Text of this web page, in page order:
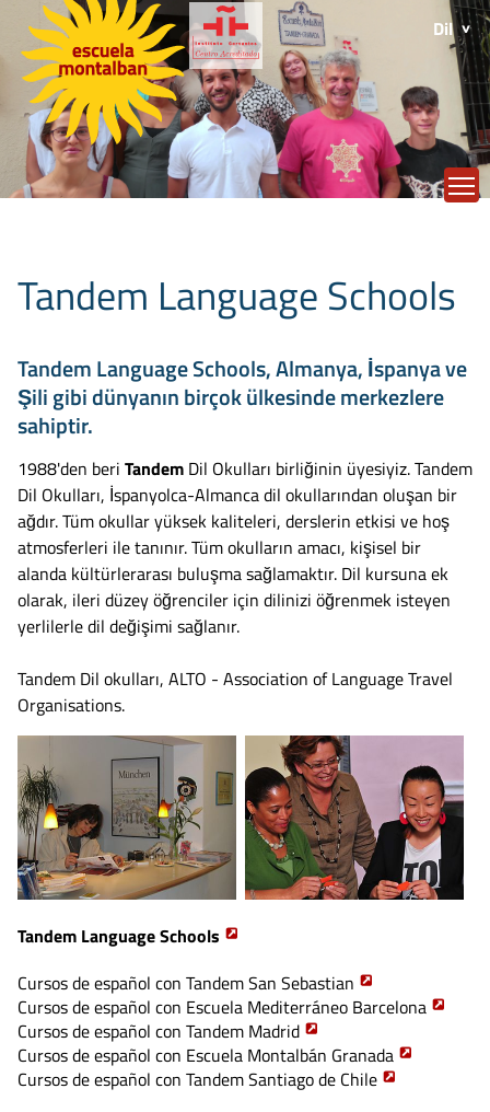
Dil
Tandem Language Schools
Tandem Language Schools, Almanya, İspanya ve
Şili gibi dünyanın birçok ülkesinde merkezlere
sahiptir.
1988'den beri Tandem Dil Okulları birliğinin üyesiyiz. Tandem
Dil Okulları, İspanyolca-Almanca dil okullarından oluşan bir
ağdır. Tüm okullar yüksek kaliteleri, derslerin etkisi ve hoş
atmosferleri ile tanınır. Tüm okulların amacı, kişisel bir
alanda kültürlerarası buluşma sağlamaktır. Dil kursuna ek
olarak, ileri düzey öğrenciler için dilinizi öğrenmek isteyen
yerlilerle dil değişimi sağlanır.
Tandem Dil okulları, ALTO - Association of Language Travel
Organisations.
Tandem Language Schools
Cursos de español con Tandem San Sebastian
Cursos de español con Escuela Mediterráneo Barcelona
Cursos de español con Tandem Madrid
Cursos de español con Escuela Montalbán Granada
Cursos de español con Tandem Santiago de Chile